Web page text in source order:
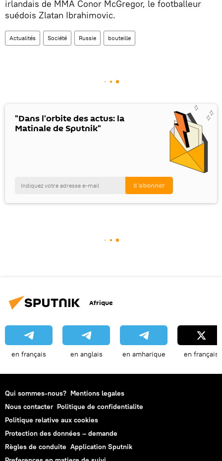
irlandais de MMA Conor McGregor, le footballeur
suédois Zlatan Ibrahimovic.
Actualités Société Russie bouteille
"Dans l'orbite des actus: la
Matinale de Sputnik"
Afrique
en français en anglais en amharique en français
Qui sommes-nous? Mentions legales
Nous contacter Politique de confidentialite
Politique relative aux cookies
Protection des données – demande
Règles de conduite Application Sputnik